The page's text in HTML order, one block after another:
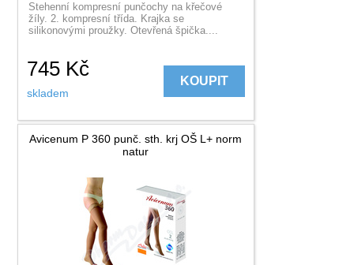
Stehenní kompresní punčochy na křečové
žíly. 2. kompresní třída. Krajka se
silikonovými proužky. Otevřená špička....
745 Kč
skladem
KOUPIT
Avicenum P 360 punč. sth. krj OŠ L+ norm
natur